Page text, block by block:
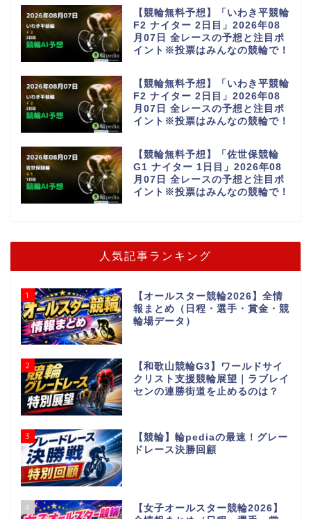
【競輪無料予想】「いわき平競輪
F2 ナイター 2日目」2026年08
月07日 全レースの予想と注目ポ
イント※投票はみんなの競輪で！
【競輪無料予想】「いわき平競輪
F2 ナイター 2日目」2026年08
月07日 全レースの予想と注目ポ
イント※投票はみんなの競輪で！
【競輪無料予想】「佐世保競輪
G1 ナイター 1日目」2026年08
月07日 全レースの予想と注目ポ
イント※投票はみんなの競輪で！
人気記事ランキング
1
【オールスター競輪2026】全情
報まとめ（日程・選手・賞金・競
輪場データ）
2
【和歌山競輪G3】ワールドサイ
クリスト支援競輪展望｜ラブレイ
センの連勝街道を止めるのは？
3
【競輪】輪pediaの最速！グレー
ドレース決勝回顧
4
【女子オールスター競輪2026】